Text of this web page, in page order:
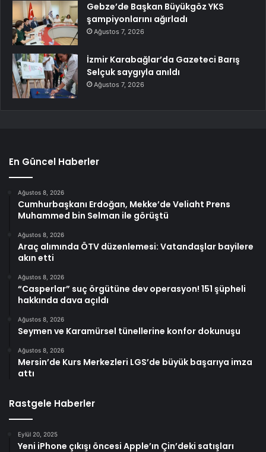
Gebze’de Başkan Büyükgöz YKS
şampiyonlarını ağırladı
Ağustos 7, 2026
İzmir Karabağlar’da Gazeteci Barış
Selçuk saygıyla anıldı
Ağustos 7, 2026
En Güncel Haberler
Ağustos 8, 2026
Cumhurbaşkanı Erdoğan, Mekke’de Veliaht Prens
Muhammed bin Selman ile görüştü
Ağustos 8, 2026
Araç alımında ÖTV düzenlemesi: Vatandaşlar bayilere
akın etti
Ağustos 8, 2026
“Casperlar” suç örgütüne dev operasyon! 151 şüpheli
hakkında dava açıldı
Ağustos 8, 2026
Seymen ve Karamürsel tünellerine konfor dokunuşu
Ağustos 8, 2026
Mersin’de Kurs Merkezleri LGS’de büyük başarıya imza
attı
Rastgele Haberler
Eylül 20, 2025
Yeni iPhone çıkışı öncesi Apple’ın Çin’deki satışları